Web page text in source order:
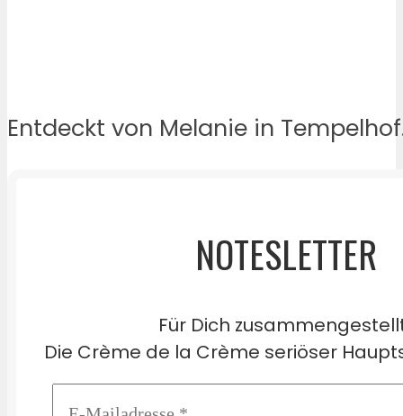
Entdeckt von Melanie in
NOTESLETTER
Für Dich
Die Crème de la Crème seriöser